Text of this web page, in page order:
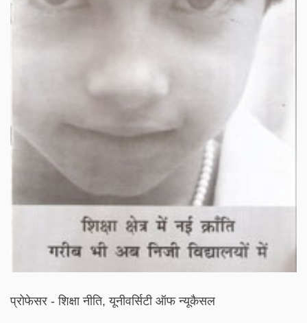
प्रोफेसर - शिक्षा नीति, यूनीवर्सिटी ऑफ न्यूकैसल